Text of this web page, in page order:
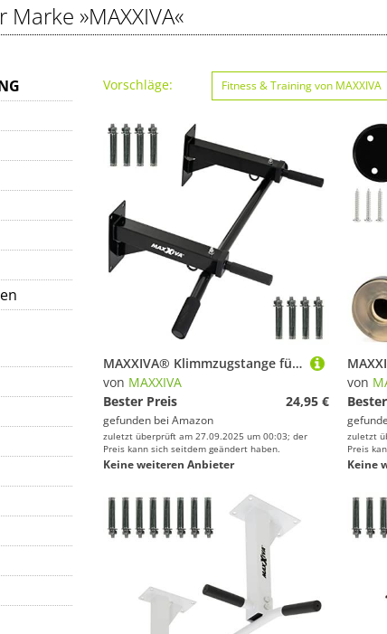
Marke »MAXXIVA«
Vorschläge: Fitness & Training von MAXXIVA
MAXXIVA® Klimmzugstange für Wandmontage schwarz für Workout Kraftübungen Bodybuilding Fitness-Training Reckstange Multifunktionen 4 Griffe
von MAXXIVA
Bester Preis
24,95 €
gefunden bei Amazon
zuletzt überprüft am 27.09.2025 um 00:03; der
Preis kann sich seitdem geändert haben.
Keine weiteren Anbieter
von
zuletzt
Preis
Keine